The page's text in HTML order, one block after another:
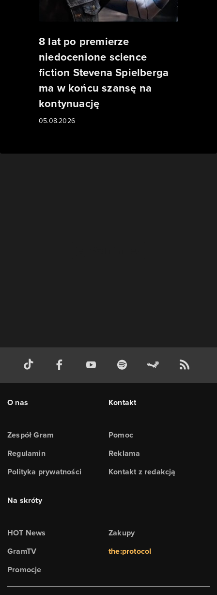
8 lat po premierze
niedocenione science
fiction Stevena Spielberga
ma w końcu szansę na
kontynuację
05.08.2026
O nas
Zespół Gram
Regulamin
Polityka prywatności
Kontakt
Pomoc
Reklama
Kontakt z redakcją
Na skróty
HOT News
GramTV
Promocje
Zakupy
the:protocol